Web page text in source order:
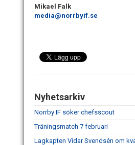
Mikael Falk
media@norrbyif.se
Nyhetsarkiv
Norrby IF söker chefsscout
Träningsmatch 7 februari
Lagkapten Vidar Svendsén om